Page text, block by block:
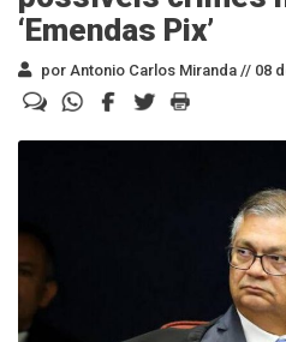
‘Emendas Pix’
por Antonio Carlos Miranda // 08